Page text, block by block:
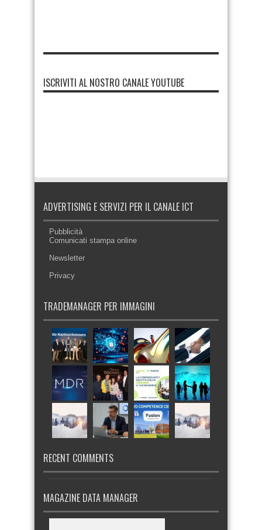
ISCRIVITI AL NOSTRO CANALE YOUTUBE
ADVERTISING E SERVIZI PER IL CANALE ICT
Pubblicità
Comunicati stampa online
Newsletter
Privacy
TRADEMANAGER PER IMMAGINI
RECENT COMMENTS
MAGAZINE DATA MANAGER